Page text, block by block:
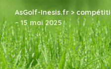
AsGolf-Inesis.fr>
– 15 mai 2025